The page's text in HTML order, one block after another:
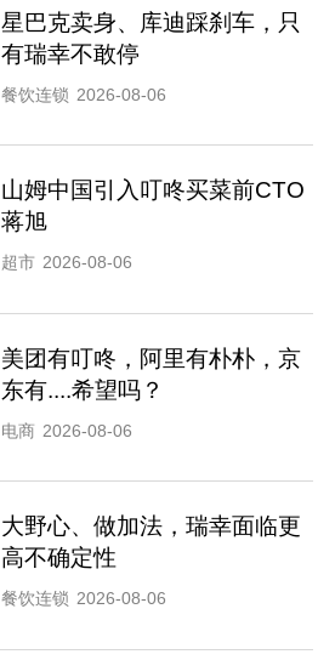
星巴克卖身、库迪踩刹车，只
有瑞幸不敢停
餐饮连锁 2026-08-06
山姆中国引入叮咚买菜前CTO
蒋旭
超市 2026-08-06
美团有叮咚，阿里有朴朴，京
东有....希望吗？
电商 2026-08-06
大野心、做加法，瑞幸面临更
高不确定性
餐饮连锁 2026-08-06